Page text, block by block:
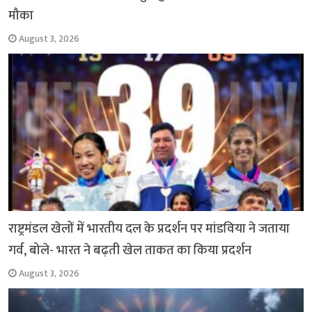
मौका
August 3, 2026
राष्ट्रमंडल खेलों में भारतीय दल के प्रदर्शन पर मांडविया ने जताया
गर्व, बोले- भारत ने बढ़ती खेल ताकत का किया प्रदर्शन
August 3, 2026